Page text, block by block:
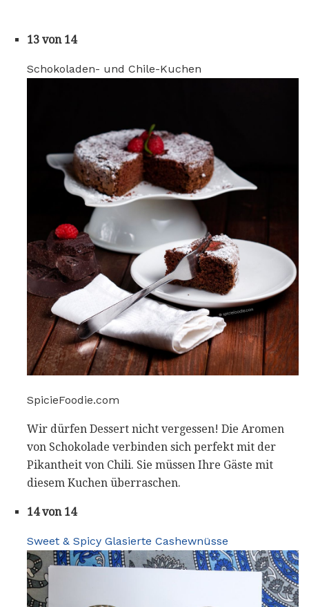
13 von 14
Schokoladen- und Chile-Kuchen
SpicieFoodie.com
Wir dürfen Dessert nicht vergessen! Die Aromen
von Schokolade verbinden sich perfekt mit der
Pikantheit von Chili. Sie müssen Ihre Gäste mit
diesem Kuchen überraschen.
14 von 14
Sweet & Spicy Glasierte Cashewnüsse